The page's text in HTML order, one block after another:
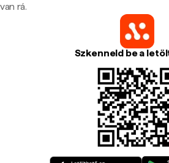
van rá.
Szkenneld be a